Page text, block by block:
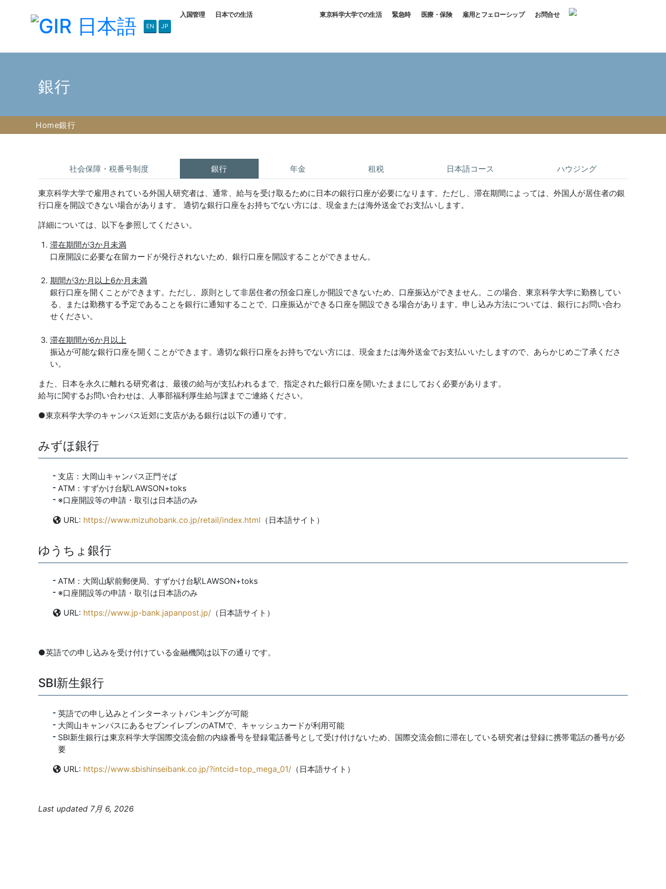
EN JP
入国管理 日本での生活 東京科学大学での生活 緊急時 医療・保険 雇用とフェローシップ お問合せ
銀行
Home銀行
社会保障・税番号制度 銀行 年金 租税 日本語コース ハウジング
東京科学大学で雇用されている外国人研究者は、通常、給与を受け取るために日本の銀行口座が必要になります。ただし、滞在期間によっては、外国人が居住者の銀
行口座を開設できない場合があります。 適切な銀行口座をお持ちでない方には、現金または海外送金でお支払いします。
詳細については、以下を参照してください。
滞在期間が3か月未満
口座開設に必要な在留カードが発行されないため、銀行口座を開設することができません。
期間が3か月以上6か月未満
銀行口座を開くことができます。ただし、原則として非居住者の預金口座しか開設できないため、口座振込ができません。この場合、東京科学大学に勤務してい
る、または勤務する予定であることを銀行に通知することで、口座振込ができる口座を開設できる場合があります。申し込み方法については、銀行にお問い合わ
せください。
滞在期間が6か月以上
振込が可能な銀行口座を開くことができます。適切な銀行口座をお持ちでない方には、現金または海外送金でお支払いいたしますので、あらかじめご了承くださ
い。
また、日本を永久に離れる研究者は、最後の給与が支払われるまで、指定された銀行口座を開いたままにしておく必要があります。
給与に関するお問い合わせは、人事部福利厚生給与課までご連絡ください。
●東京科学大学のキャンパス近郊に支店がある銀行は以下の通りです。
みずほ銀行
支店：大岡山キャンパス正門そば
ATM：すずかけ台駅LAWSON+toks
※口座開設等の申請・取引は日本語のみ
URL: https://www.mizuhobank.co.jp/retail/index.html （日本語サイト）
ゆうちょ銀行
ATM：大岡山駅前郵便局、すずかけ台駅LAWSON+toks
※口座開設等の申請・取引は日本語のみ
URL: https://www.jp-bank.japanpost.jp/ （日本語サイト）
●英語での申し込みを受け付けている金融機関は以下の通りです。
SBI新生銀行
英語での申し込みとインターネットバンキングが可能
大岡山キャンパスにあるセブンイレブンのATMで、キャッシュカードが利用可能
SBI新生銀行は東京科学大学国際交流会館の内線番号を登録電話番号として受け付けないため、国際交流会館に滞在している研究者は登録に携帯電話の番号が必
要
URL: https://www.sbishinseibank.co.jp/?intcid=top_mega_01/ （日本語サイト）
Last updated 7月 6, 2026